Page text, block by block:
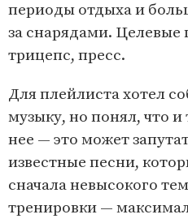
периоды отдыха и
за снарядами.
трицепс, пресс.
Для плейлиста хотел
музыку, но понял, что
нее — это может
известные песни,
сначала невысокого
тренировки —